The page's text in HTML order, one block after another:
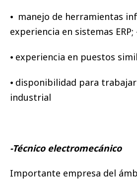
⦁ manejo de herramientas
experiencia en sistemas ERP;
⦁ experiencia en puestos
⦁ disponibilidad para
industrial
-Técnico electromecánico
Importante empresa del